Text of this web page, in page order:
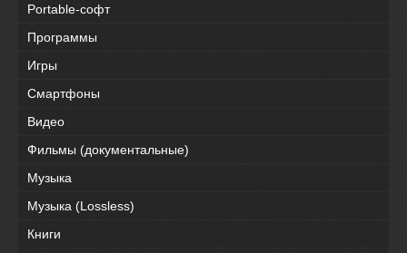
Portable-софт
Программы
Игры
Смартфоны
Видео
Фильмы (документальные)
Музыка
Музыка (Lossless)
Книги